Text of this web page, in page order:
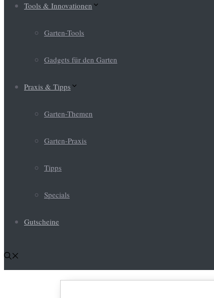
Tools & Innovationen
Garten-Tools
Gadgets für den Garten
Praxis & Tipps
Garten-Themen
Garten-Praxis
Tipps
Specials
Gutscheine